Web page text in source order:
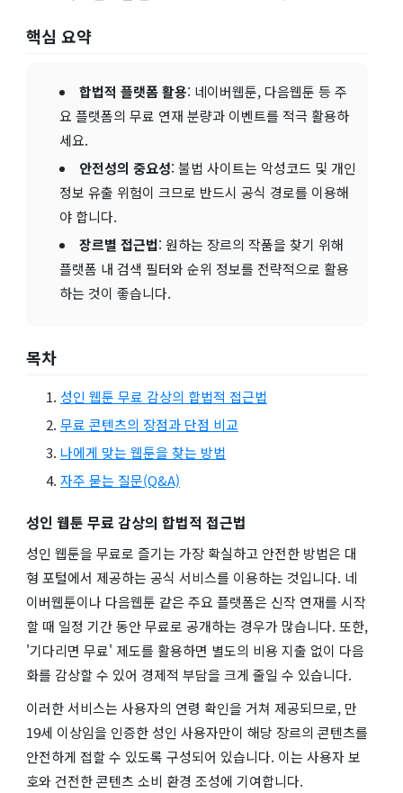
핵심 요약
합법적 플랫폼 활용: 네이버웹툰, 다음웹툰 등 주
요 플랫폼의 무료 연재 분량과 이벤트를 적극 활용하
세요.
안전성의 중요성: 불법 사이트는 악성코드 및 개인
정보 유출 위험이 크므로 반드시 공식 경로를 이용해
야 합니다.
장르별 접근법: 원하는 장르의 작품을 찾기 위해
플랫폼 내 검색 필터와 순위 정보를 전략적으로 활용
하는 것이 좋습니다.
목차
성인 웹툰 무료 감상의 합법적 접근법
무료 콘텐츠의 장점과 단점 비교
나에게 맞는 웹툰을 찾는 방법
자주 묻는 질문(Q&A)
성인 웹툰 무료 감상의 합법적 접근법
성인 웹툰을 무료로 즐기는 가장 확실하고 안전한 방법은 대
형 포털에서 제공하는 공식 서비스를 이용하는 것입니다. 네
이버웹툰이나 다음웹툰 같은 주요 플랫폼은 신작 연재를 시작
할 때 일정 기간 동안 무료로 공개하는 경우가 많습니다. 또한,
'기다리면 무료' 제도를 활용하면 별도의 비용 지출 없이 다음
화를 감상할 수 있어 경제적 부담을 크게 줄일 수 있습니다.
이러한 서비스는 사용자의 연령 확인을 거쳐 제공되므로, 만
19세 이상임을 인증한 성인 사용자만이 해당 장르의 콘텐츠를
안전하게 접할 수 있도록 구성되어 있습니다. 이는 사용자 보
호와 건전한 콘텐츠 소비 환경 조성에 기여합니다.